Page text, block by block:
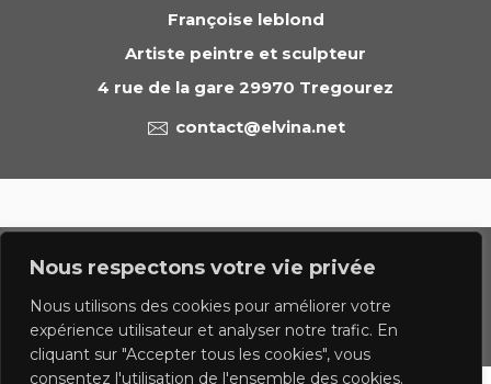
Nous respectons votre vie privée
Nous utilisons des cookies pour améliorer votre
expérience utilisateur et analyser notre trafic. En
cliquant sur "Accepter tous les cookies", vous
consentez l'utilisation de l'ensemble des cookies.
Françoise leblond
Artiste peintre et sculpteur
4 rue de la gare 29970 Tregourez
contact@elvina.net
Politique de confidentialite
Mentions légales
Contact